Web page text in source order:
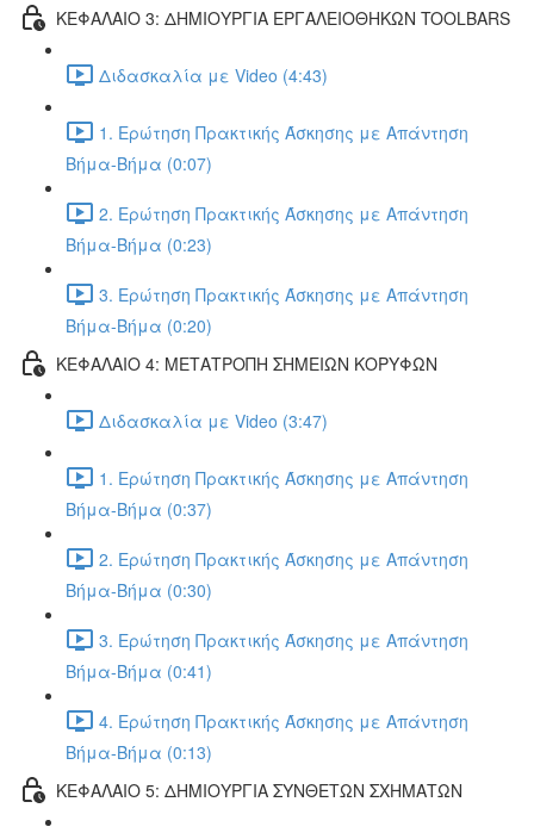
ΚΕΦΑΛΑΙΟ 3: ΔΗΜΙΟΥΡΓΙΑ ΕΡΓΑΛΕΙΟΘΗΚΩΝ TOOLBARS
Διδασκαλία με Video (4:43)
1. Ερώτηση Πρακτικής Άσκησης με Απάντηση
Βήμα-Βήμα (0:07)
2. Ερώτηση Πρακτικής Άσκησης με Απάντηση
Βήμα-Βήμα (0:23)
3. Ερώτηση Πρακτικής Άσκησης με Απάντηση
Βήμα-Βήμα (0:20)
ΚΕΦΑΛΑΙΟ 4: ΜΕΤΑΤΡΟΠΗ ΣΗΜΕΙΩΝ ΚΟΡΥΦΩΝ
Διδασκαλία με Video (3:47)
1. Ερώτηση Πρακτικής Άσκησης με Απάντηση
Βήμα-Βήμα (0:37)
2. Ερώτηση Πρακτικής Άσκησης με Απάντηση
Βήμα-Βήμα (0:30)
3. Ερώτηση Πρακτικής Άσκησης με Απάντηση
Βήμα-Βήμα (0:41)
4. Ερώτηση Πρακτικής Άσκησης με Απάντηση
Βήμα-Βήμα (0:13)
ΚΕΦΑΛΑΙΟ 5: ΔΗΜΙΟΥΡΓΙΑ ΣΥΝΘΕΤΩΝ ΣΧΗΜΑΤΩΝ